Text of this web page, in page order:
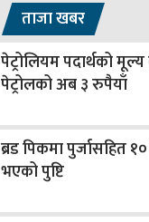
ताजा खबर
पेट्रोलियम पदार्थको
पेट्रोलको अब ३ रुपैयाँ
ब्रड पिकमा पुर्जासहित
भएको पुष्टि